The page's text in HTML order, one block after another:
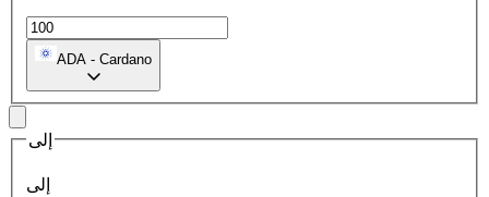
ADA - Cardano
إلى
إلى